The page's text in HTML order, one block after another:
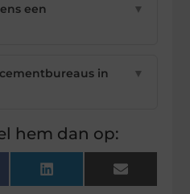
een
▼
in
▼
hem dan op:
LinkedIn Email